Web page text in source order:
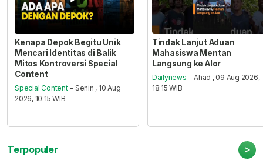
Kenapa Depok Begitu Unik
Mencari Identitas di Balik
Mitos Kontroversi Special
Content
Special Content - Senin , 10 Aug
2026, 10:15 WIB
Tindak Lanjut Aduan
Mahasiswa Mentan
Langsung ke Alor
Dailynews - Ahad , 09 Aug 2026,
18:15 WIB
Terpopuler >